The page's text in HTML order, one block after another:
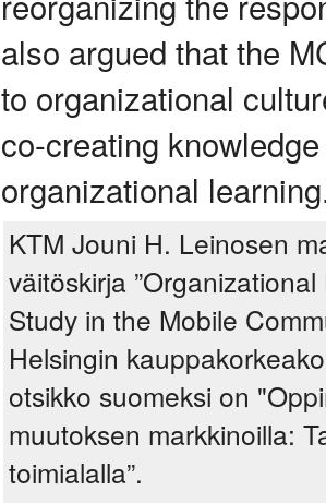
also argued that the
to organizational
co-creating
organizational
KTM Jouni H. Leinosen
väitöskirja
Study in the Mobile
Helsingin
otsikko suomeksi on
muutoksen markkinoilla:
toimialalla”.